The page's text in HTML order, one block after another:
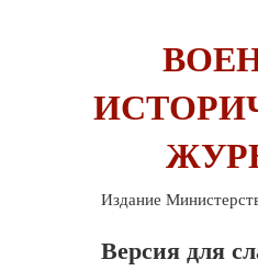
Издание
Версия для